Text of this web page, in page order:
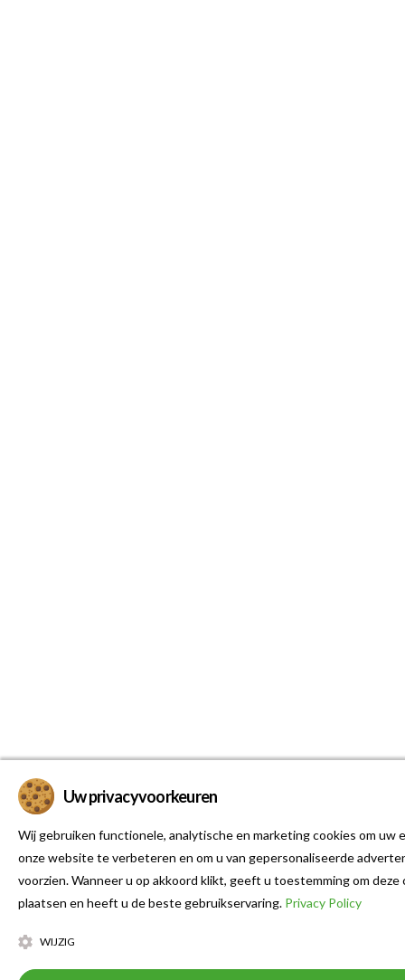
Uw privacyvoorkeuren
Wij gebruiken functionele, analytische en marketing cookies om uw
onze website te verbeteren en om u van gepersonaliseerde
voorzien. Wanneer u op akkoord klikt, geeft u toestemming om deze
plaatsen en heeft u de beste gebruikservaring. Privacy Policy
WIJZIG